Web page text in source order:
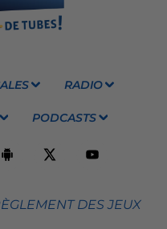
RADIO
PODCASTS
DES JEUX